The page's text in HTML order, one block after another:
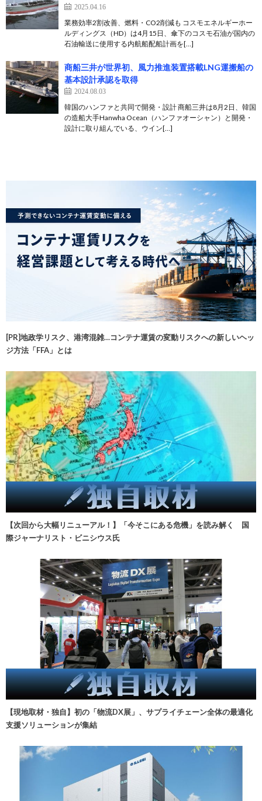
2025.04.16
業務効率2割改善、燃料・CO2削減も コスモエネルギーホー
ルディングス（HD）は4月15日、傘下のコスモ石油が国内の
石油輸送に使用する内航船配船計画を[…]
商船三井が世界初、風力推進装置搭載LNG運搬船の
基本設計承認を取得
2024.08.03
韓国のハンファと共同で開発・設計 商船三井は8月2日、韓国
の造船大手Hanwha Ocean（ハンファオーシャン）と開発・
設計に取り組んでいる、ウイン[…]
[PR]地政学リスク、港湾混雑…コンテナ運賃の変動リスクへの新しいヘッ
ジ方法「FFA」とは
【次回から大幅リニューアル！】「今そこにある危機」を読み解く 国
際ジャーナリスト・ビニシウス氏
【現地取材・独自】初の「物流DX展」、サプライチェーン全体の最適化
支援ソリューションが集結